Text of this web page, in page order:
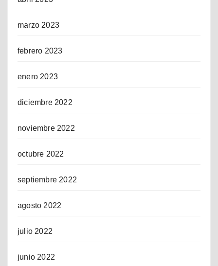
marzo 2023
febrero 2023
enero 2023
diciembre 2022
noviembre 2022
octubre 2022
septiembre 2022
agosto 2022
julio 2022
junio 2022